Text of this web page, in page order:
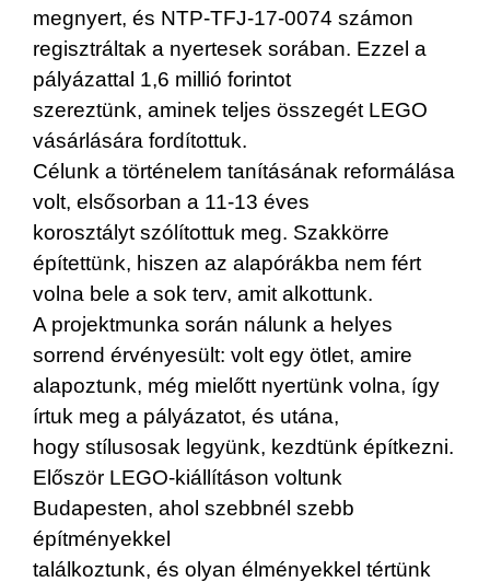
megnyert, és NTP-TFJ-17-0074 számon
regisztráltak a nyertesek sorában. Ezzel a
pályázattal 1,6 millió forintot
szereztünk, aminek teljes összegét LEGO
vásárlására fordítottuk.
Célunk a történelem tanításának reformálása
volt, elsősorban a 11-13 éves
korosztályt szólítottuk meg. Szakkörre
építettünk, hiszen az alapórákba nem fért
volna bele a sok terv, amit alkottunk.
A projektmunka során nálunk a helyes
sorrend érvényesült: volt egy ötlet, amire
alapoztunk, még mielőtt nyertünk volna, így
írtuk meg a pályázatot, és utána,
hogy stílusosak legyünk, kezdtünk építkezni.
Először LEGO-kiállításon voltunk
Budapesten, ahol szebbnél szebb
építményekkel
találkoztunk, és olyan élményekkel tértünk